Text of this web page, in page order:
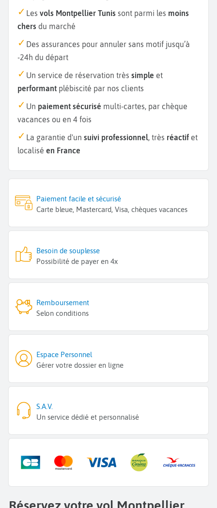
Les vols Montpellier Tunis sont parmi les moins
chers du marché
Des assurances pour annuler sans motif jusqu’à
-24h du départ
Un service de réservation très simple et
performant plébiscité par nos clients
Un paiement sécurisé multi-cartes, par chèque
vacances ou en 4 fois
La garantie d'un suivi professionnel, très réactif et
localisé en France
Paiement facile et sécurisé
Carte bleue, Mastercard, Visa, chèques vacances
Besoin de souplesse
Possibilité de payer en 4x
Remboursement
Selon conditions
Espace Personnel
Gérer votre dossier en ligne
S.A.V.
Un service dédié et personnalisé